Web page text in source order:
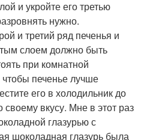
и укройте его третью
нужно.
и третий ряд печенья и
слоем должно быть
при комнатной
печенье лучше
его в холодильник до
вкусу. Мне в этот раз
глазурью с
шоколадная глазурь была